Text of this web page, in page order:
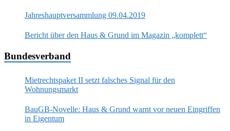
Jahreshauptversammlung 09.04.2019
Bericht über den Haus & Grund im Magazin „komplett“
Bundesverband
Mietrechtspaket II setzt falsches Signal für den
Wohnungsmarkt
BauGB-Novelle: Haus & Grund warnt vor neuen Eingriffen
in Eigentum